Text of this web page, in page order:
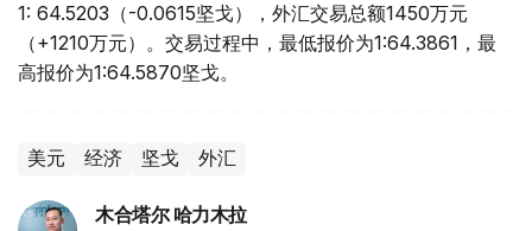
1: 64.5203（-0.0615坚戈），外汇交易总额1450万元
（+1210万元）。交易过程中，最低报价为1:64.3861，最
高报价为1:64.5870坚戈。
美元 经济 坚戈 外汇
木合塔尔 哈力木拉